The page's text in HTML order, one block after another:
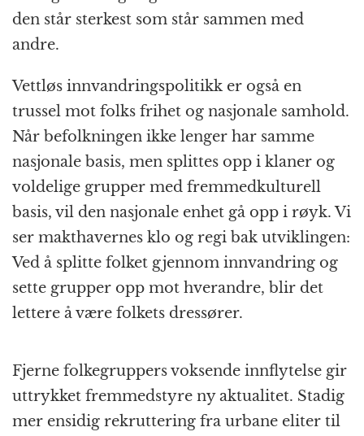
den står sterkest som står sammen med
andre.
Vettløs innvandringspolitikk er også en
trussel mot folks frihet og nasjonale samhold.
Når befolkningen ikke lenger har samme
nasjonale basis, men splittes opp i klaner og
voldelige grupper med fremmedkulturell
basis, vil den nasjonale enhet gå opp i røyk. Vi
ser makthavernes klo og regi bak utviklingen:
Ved å splitte folket gjennom innvandring og
sette grupper opp mot hverandre, blir det
lettere å være folkets dressører.
Fjerne folkegruppers voksende innflytelse gir
uttrykket fremmedstyre ny aktualitet. Stadig
mer ensidig rekruttering fra urbane eliter til